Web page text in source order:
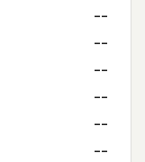
--
--
--
--
--
--